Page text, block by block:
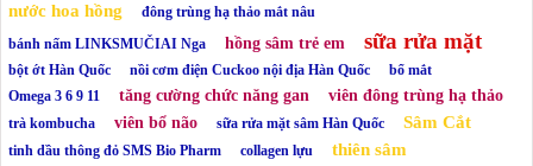
nước hoa hồng
đông trùng hạ thảo mắt nâu
bánh nấm LINKSMUČIAI Nga
hồng sâm trẻ em sữa rửa mặt
bột ớt Hàn Quốc nồi cơm điện Cuckoo nội địa Hàn Quốc
bổ mắt
Omega 3 6 9 11
tăng cường chức năng gan viên đông trùng hạ thảo
trà kombucha viên bổ não sữa rửa mặt sâm Hàn Quốc Sâm Cắt
tinh dầu thông đỏ SMS Bio Pharm collagen lựu thiên sâm